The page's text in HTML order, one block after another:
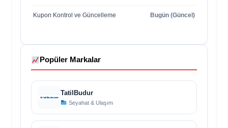
Kupon Kontrol ve Güncelleme Bugün (Güncel)
Popüler Markalar
TatilBudur
Seyahat & Ulaşım